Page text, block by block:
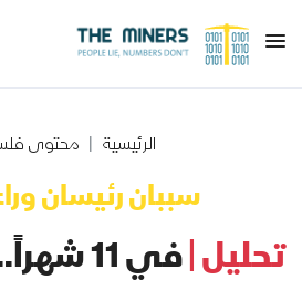
الرئيسية محتوى
سببان رئيسان
تحليل |
في 11